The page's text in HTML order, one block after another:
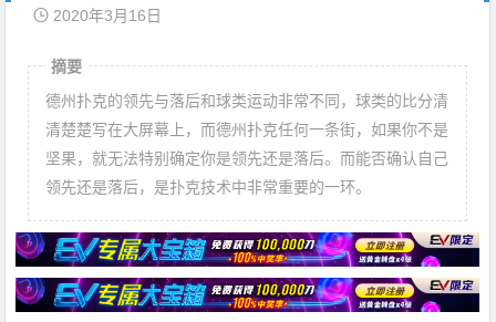
2020年3月16日
摘要
德州扑克的领先与落后和球类运动非常不同，球类的比分清
清楚楚写在大屏幕上，而德州扑克任何一条街，如果你不是
坚果，就无法特别确定你是领先还是落后。而能否确认自己
领先还是落后，是扑克技术中非常重要的一环。